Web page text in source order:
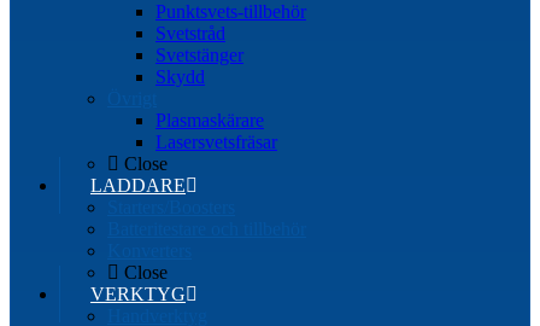
Punktsvets-tillbehör
Svetstråd
Svetstänger
Skydd
Plasmaskärare
Lasersvetsfräsar
Close
LADDARE
Close
VERKTYG